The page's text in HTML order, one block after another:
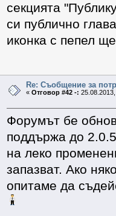
секцията
си публично
иконка с пепел
Re: Съобщение за
«Отговор #42 -:
Форумът бе
поддържа до
на леко
запазват. Ако
опитаме да